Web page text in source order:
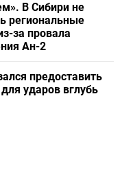
В Сибири не
региональные
за провала
Ан-2
предоставить
ударов вглубь